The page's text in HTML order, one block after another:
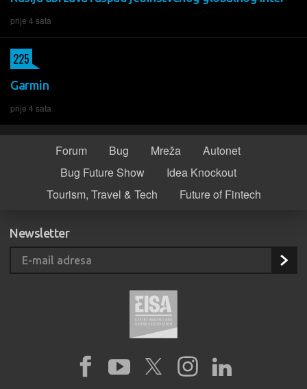
prije 4 sata
Garmin
prije 4 sata
225
Forum Bug Mreža
Autonet
Bug Future Show
Idea Knockout
Tourism, Travel & Tech
Future of Fintech
Newsletter